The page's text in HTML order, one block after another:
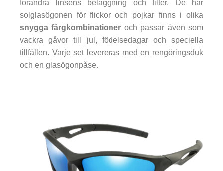
förändra linsens beläggning och filter. De här
solglasögonen för flickor och pojkar finns i olika
snygga färgkombinationer och passar även som
vackra gåvor till jul, födelsedagar och speciella
tillfällen. Varje set levereras med en rengöringsduk
och en glasögonpåse.